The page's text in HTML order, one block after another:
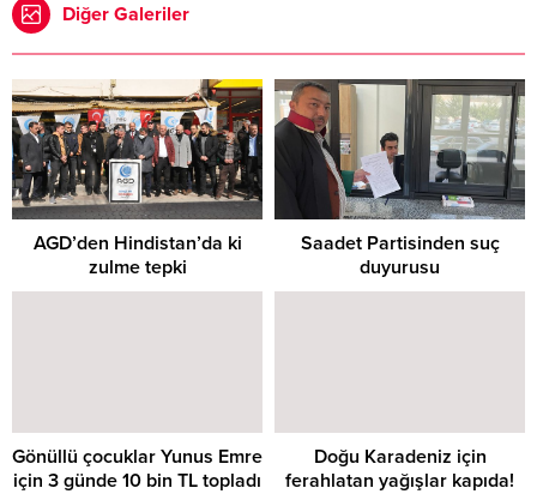
Diğer Galeriler
AGD’den Hindistan’da ki
zulme tepki
Saadet Partisinden suç
duyurusu
Gönüllü çocuklar Yunus Emre
için 3 günde 10 bin TL topladı
Doğu Karadeniz için
ferahlatan yağışlar kapıda!